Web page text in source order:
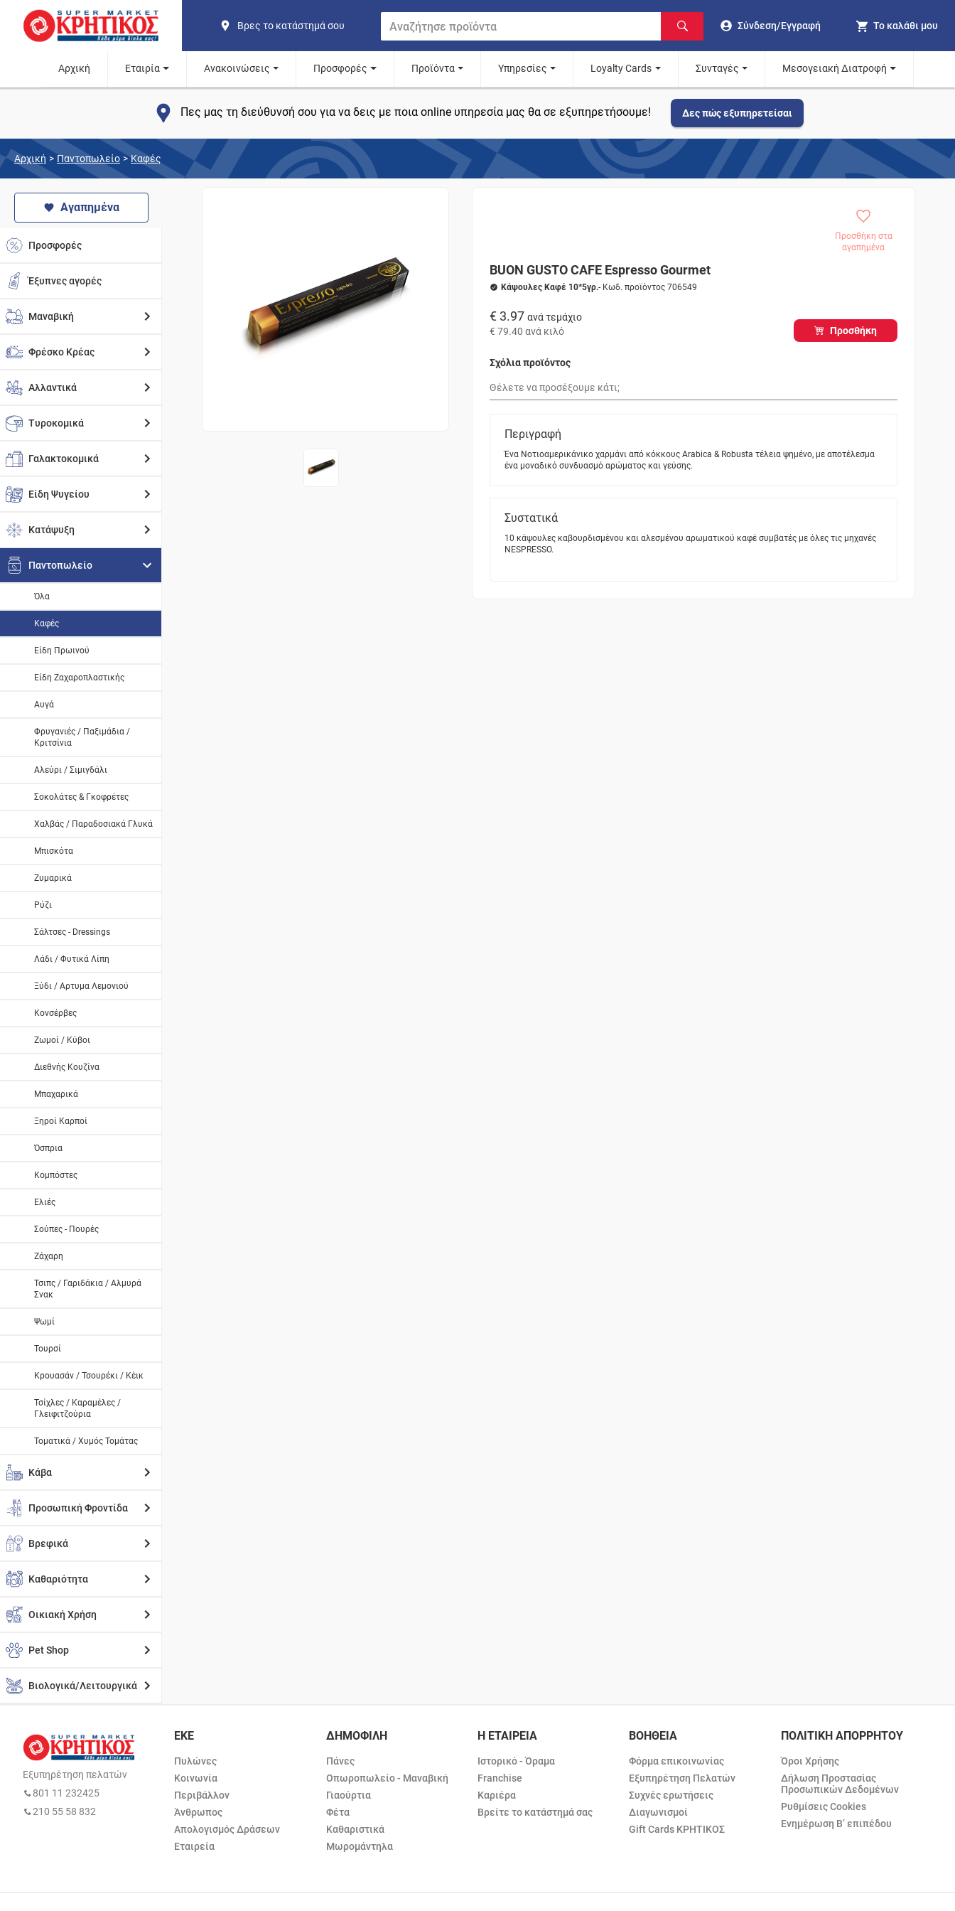
Βρες το κατάστημά σου Σύνδεση/Εγγραφή Το καλάθι μου
Αρχική Εταιρία Ανακοινώσεις Προσφορές Προϊόντα Υπηρεσίες Loyalty Cards Συνταγές Μεσογειακή Διατροφή
Πες μας τη διεύθυνσή σου για να δεις με ποια online υπηρεσία μας θα σε εξυπηρετήσουμε! Δες πώς εξυπηρετείσαι
Αρχική > Παντοπωλείο > Καφές
Αγαπημένα
Προσφορές
Έξυπνες αγορές
Μαναβική
Φρέσκο Κρέας
Αλλαντικά
Τυροκομικά
Γαλακτοκομικά
Είδη Ψυγείου
Κατάψυξη
Παντοπωλείο
Όλα
Καφές
Είδη Πρωινού
Είδη Ζαχαροπλαστικής
Αυγά
Φρυγανιές / Παξιμάδια /
Κριτσίνια
Αλεύρι / Σιμιγδάλι
Σοκολάτες & Γκοφρέτες
Χαλβάς / Παραδοσιακά Γλυκά
Μπισκότα
Ζυμαρικά
Ρύζι
Σάλτσες - Dressings
Λάδι / Φυτικά Λίπη
Ξύδι / Αρτυμα Λεμονιού
Κονσέρβες
Ζωμοί / Κύβοι
Διεθνής Κουζίνα
Μπαχαρικά
Ξηροί Καρποί
Όσπρια
Κομπόστες
Ελιές
Σούπες - Πουρές
Ζάχαρη
Τσιπς / Γαριδάκια / Αλμυρά
Σνακ
Ψωμί
Τουρσί
Κρουασάν / Τσουρέκι / Κέικ
Τσίχλες / Καραμέλες /
Γλειφιτζούρια
Τοματικά / Χυμός Τομάτας
Κάβα
Προσωπική Φροντίδα
Βρεφικά
Καθαριότητα
Οικιακή Χρήση
Pet Shop
Βιολογικά/Λειτουργικά
Προσθήκη στα
αγαπημένα
BUON GUSTO CAFE Espresso Gourmet
Κάψουλες Καφέ 10*5γρ.- Κωδ. προϊόντος 706549
€ 3.97 ανά τεμάχιο
€ 79.40 ανά κιλό Προσθήκη
Σχόλια προϊόντος
Περιγραφή
Ένα Νοτιοαμερικάνικο χαρμάνι από κόκκους Arabica & Robusta τέλεια ψημένο, με αποτέλεσμα
ένα μοναδικό συνδυασμό αρώματος και γεύσης.
Συστατικά
10 κάψουλες καβουρδισμένου και αλεσμένου αρωματικού καφέ συμβατές με όλες τις μηχανές
NESPRESSO.
Εξυπηρέτηση πελατών
801 11 232425
210 55 58 832
ΕΚΕ
Πυλώνες
Κοινωνία
Περιβάλλον
Άνθρωπος
Απολογισμός Δράσεων
Εταιρεία
ΔΗΜΟΦΙΛΗ
Πάνες
Οπωροπωλείο - Μαναβική
Γιαούρτια
Φέτα
Καθαριστικά
Μωρομάντηλα
Η ΕΤΑΙΡΕΙΑ
Ιστορικό - Όραμα
Franchise
Καριέρα
Βρείτε το κατάστημά σας
ΒΟΗΘΕΙΑ
Φόρμα επικοινωνίας
Εξυπηρέτηση Πελατών
Συχνές ερωτήσεις
Διαγωνισμοί
Gift Cards ΚΡΗΤΙΚΟΣ
ΠΟΛΙΤΙΚΗ ΑΠΟΡΡΗΤΟΥ
Όροι Χρήσης
Δήλωση Προστασίας
Προσωπικών Δεδομένων
Ρυθμίσεις Cookies
Ενημέρωση Β’ επιπέδου